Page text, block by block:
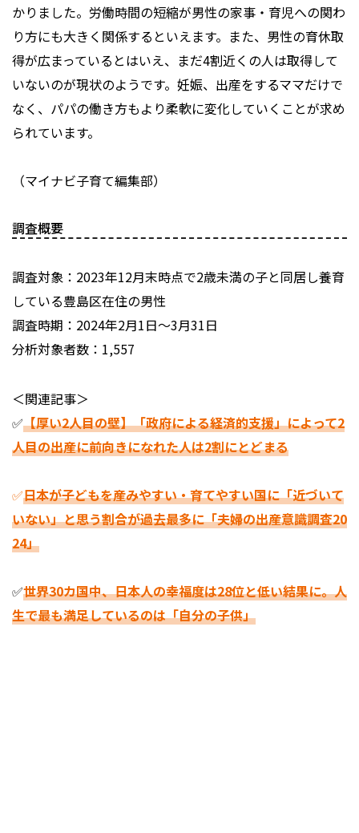
かりました。労働時間の短縮が男性の家事・育児への関わ
り方にも大きく関係するといえます。また、男性の育休取
得が広まっているとはいえ、まだ4割近くの人は取得して
いないのが現状のようです。妊娠、出産をするママだけで
なく、パパの働き方もより柔軟に変化していくことが求め
られています。
（マイナビ子育て編集部）
調査概要
調査対象：2023年12月末時点で2歳未満の子と同居し養育
している豊島区在住の男性
調査時期：2024年2⽉1⽇〜3月31⽇
分析対象者数：1,557
＜関連記事＞
✅【厚い2人目の壁】「政府による経済的支援」によって2
人目の出産に前向きになれた人は2割にとどまる
✅日本が子どもを産みやすい・育てやすい国に「近づいて
いない」と思う割合が過去最多に「夫婦の出産意識調査20
24」
✅世界30カ国中、日本人の幸福度は28位と低い結果に。人
生で最も満足しているのは「自分の子供」